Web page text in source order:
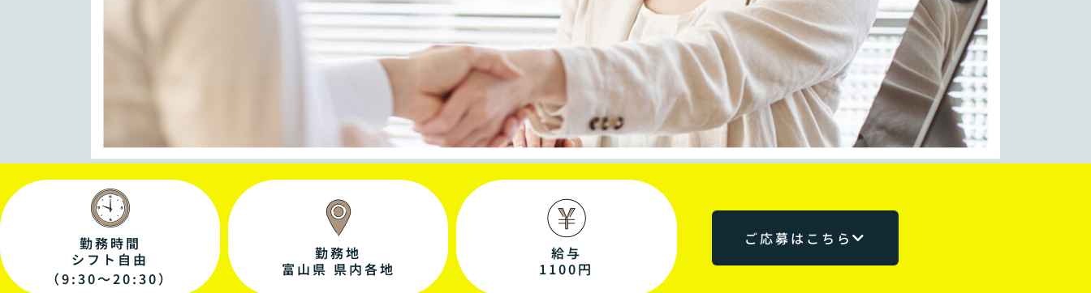
勤務時間
シフト自由
（9:30～20:30）
勤務地
富山県 県内各地
給与
1100円
ご応募はこちら